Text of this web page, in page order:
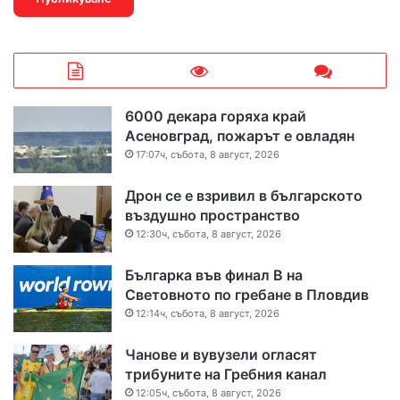
6000 декара горяха край
Асеновград, пожарът е овладян
17:07ч, събота, 8 август, 2026
Дрон се е взривил в българското
въздушно пространство
12:30ч, събота, 8 август, 2026
Българка във финал B на
Световното по гребане в Пловдив
12:14ч, събота, 8 август, 2026
Чанове и вувузели огласят
трибуните на Гребния канал
12:05ч, събота, 8 август, 2026